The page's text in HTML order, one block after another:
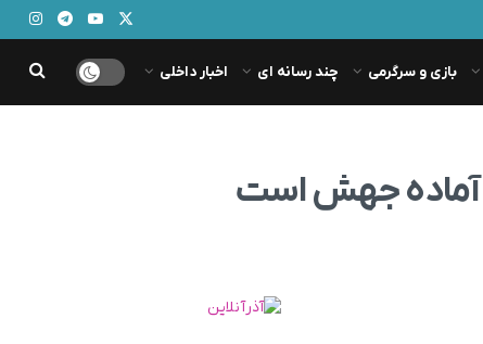
بازی و سرگرمی چند رسانه ای اخبار داخلی